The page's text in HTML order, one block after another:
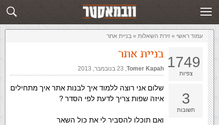
שלח תשובה זירת השאלות
עמוד ראשי » ‏זירת השאלות‏ » בניית אתר
1749
צפיות
3
תשובות
בניית אתר
Tomer Kapah
,‏ 23 בנובמבר, 2013
שלום אני רוצה ללמוד איך לבנות אתר איך מתחילים
איזה שפות צריך לדעת לפי הסדר ?
ואם תוכלו להסביר לי את כול השאר